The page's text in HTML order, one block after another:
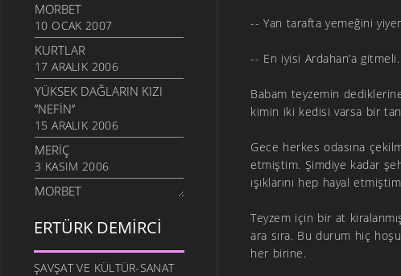
MORBET
10 OCAK 2007
KURTLAR
17 ARALIK 2006
YÜKSEK DAĞLARIN KIZI
’’NEFIN’’
15 ARALIK 2006
MERIÇ
3 KASIM 2006
MORBET
TOMBALAK KEDI
19 TEMMUZ 2006
ERTÜRK DEMIRCI
ŞAVŞAT VE KÜLTÜR-SANAT
-- Yan tarafta yemeğini
-- En iyisi Ardahan’a
Babam teyzemin
kimin iki kedisi varsa bir
Gece herkes odasına
etmiştim. Şimdiye kadar
ışıklarını hep hayal
Teyzem için bir at
ara sıra. Bu durum hiç
her birine.